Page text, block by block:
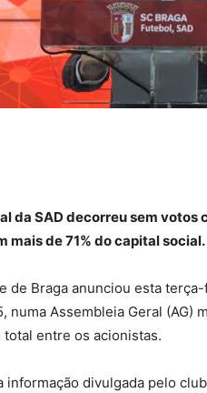
da SAD decorreu sem
mais de 71% do capital social.
de Braga anunciou esta
numa Assembleia Geral (AG)
entre os acionistas.
informação divulgada pelo